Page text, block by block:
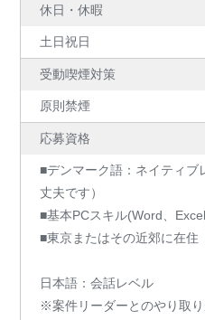
休日・休暇
土日祝日
受動喫煙対策
原則禁煙
応募資格
■デンマーク語：ネイティブ
丈夫です）
■基本PCスキル(Word、
■東京またはその近郊に在住
日本語：会話レベル
※案件リーダーとのやり取